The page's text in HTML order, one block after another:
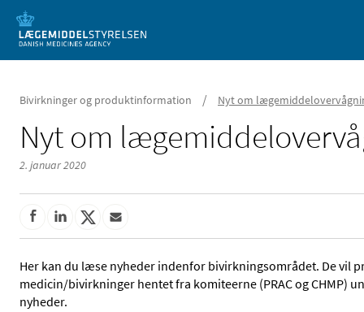
Mobil visning
Bivirkninger og produktinformation / Nyt om
Nyt om
2. januar 2020
Her kan du læse nyheder indenfor bivirkningsområdet. De
medicin/bivirkninger hentet fra komiteerne (PRAC og CHMP)
nyheder.